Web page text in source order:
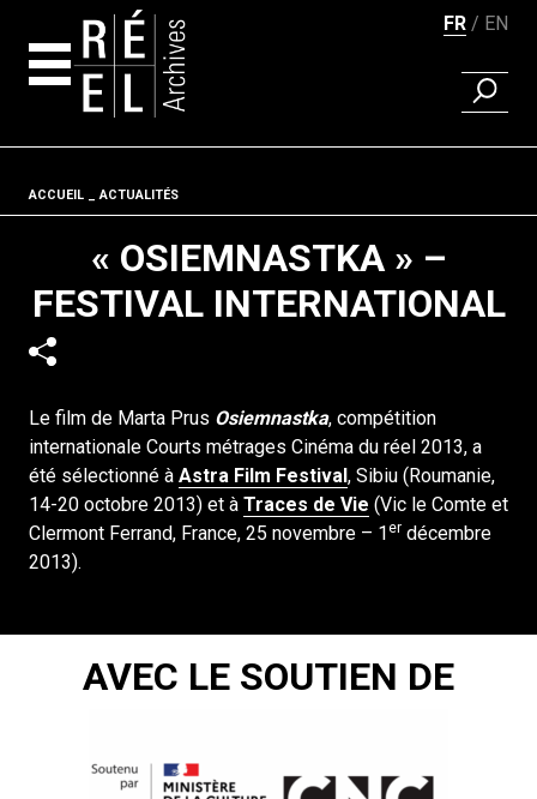
FR EN
Fil d'ariane
ACCUEIL ACTUALITÉS
« OSIEMNASTKA » –
FESTIVAL INTERNATIONAL
Le film de Marta Prus Osiemnastka, compétition
internationale Courts métrages Cinéma du réel 2013, a
été sélectionné à Astra Film Festival, Sibiu (Roumanie,
14-20 octobre 2013) et à Traces de Vie (Vic le Comte et
Clermont Ferrand, France, 25 novembre – 1er décembre
2013).
AVEC LE SOUTIEN DE